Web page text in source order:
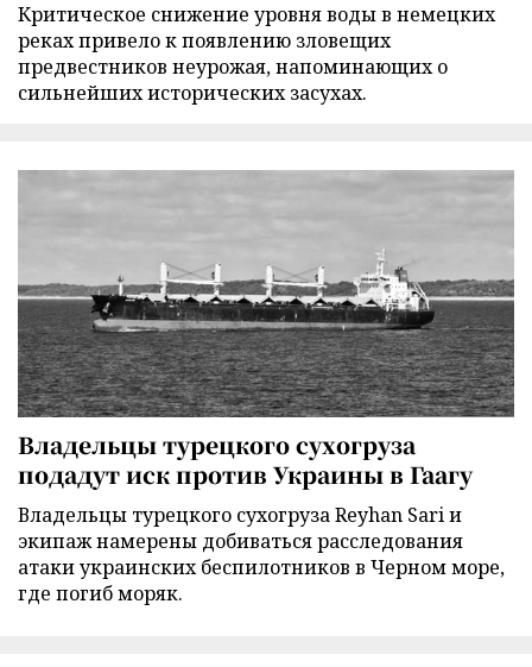
Критическое снижение уровня воды в немецких
реках привело к появлению зловещих
предвестников неурожая, напоминающих о
сильнейших исторических засухах.
Владельцы турецкого сухогруза
подадут иск против Украины в Гаагу
Владельцы турецкого сухогруза Reyhan Sari и
экипаж намерены добиваться расследования
атаки украинских беспилотников в Черном море,
где погиб моряк.